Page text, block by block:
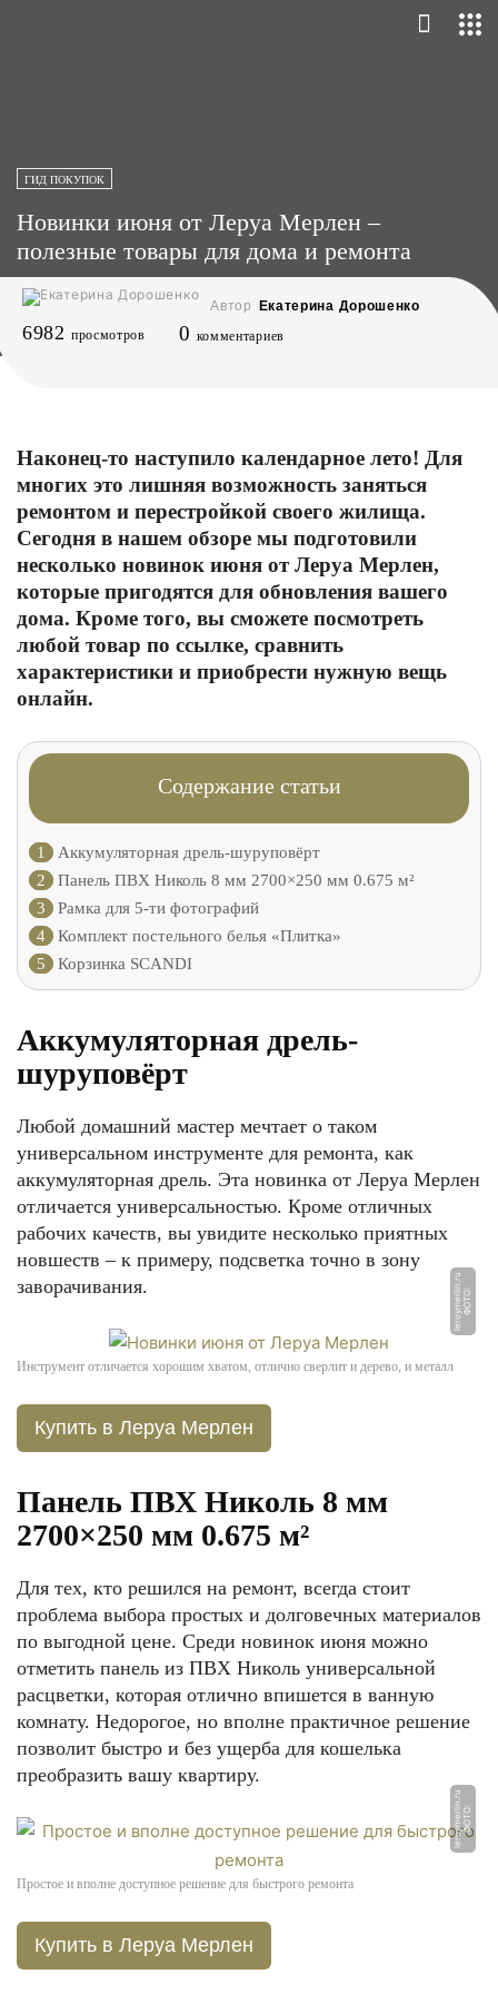
ГИД ПОКУПОК
Новинки июня от Леруа Мерлен –
полезные товары для дома и ремонта
Автор Екатерина Дорошенко
6982 просмотров 0 комментариев
Наконец-то наступило календарное лето! Для
многих это лишняя возможность заняться
ремонтом и перестройкой своего жилища.
Сегодня в нашем обзоре мы подготовили
несколько новинок июня от Леруа Мерлен,
которые пригодятся для обновления вашего
дома. Кроме того, вы сможете посмотреть
любой товар по ссылке, сравнить
характеристики и приобрести нужную вещь
онлайн.
Содержание статьи
1
Аккумуляторная дрель-шуруповёрт
2
Панель ПВХ Николь 8 мм 2700×250 мм 0.675 м²
3
Рамка для 5-ти фотографий
4
Комплект постельного белья «Плитка»
5
Корзинка SCANDI
Аккумуляторная дрель-
шуруповёрт
Любой домашний мастер мечтает о таком
универсальном инструменте для ремонта, как
аккумуляторная дрель. Эта новинка от Леруа Мерлен
отличается универсальностью. Кроме отличных
рабочих качеств, вы увидите несколько приятных
новшеств – к примеру, подсветка точно в зону
заворачивания.
Ф
О
Т
О:
l
e
r
o
y
m
e
rli
n.
r
u
Инструмент отличается хорошим хватом, отлично сверлит и дерево, и металл
Купить в Леруа Мерлен
Панель ПВХ Николь 8 мм
2700×250 мм 0.675 м²
Для тех, кто решился на ремонт, всегда стоит
проблема выбора простых и долговечных материалов
по выгодной цене. Среди новинок июня можно
отметить панель из ПВХ Николь универсальной
расцветки, которая отлично впишется в ванную
комнату. Недорогое, но вполне практичное решение
позволит быстро и без ущерба для кошелька
преобразить вашу квартиру.
Ф
О
Т
О:
l
e
r
o
y
m
e
rli
n.
r
u
Простое и вполне доступное решение для быстрого ремонта
Купить в Леруа Мерлен